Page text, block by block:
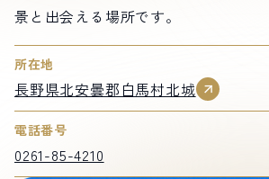
景と出会える場所です。
所在地
長野県北安曇郡白馬村北城
電話番号
0261-85-4210